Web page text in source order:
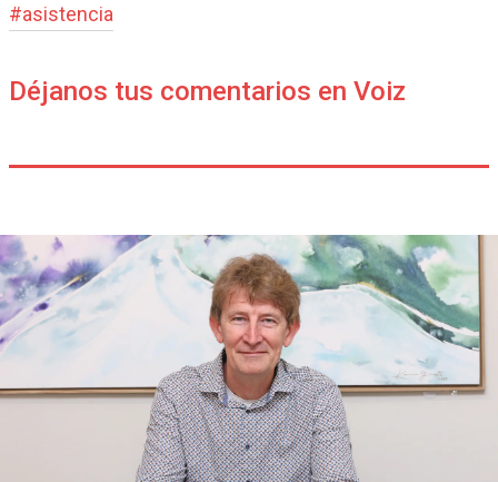
#asistencia
Déjanos tus comentarios en Voiz